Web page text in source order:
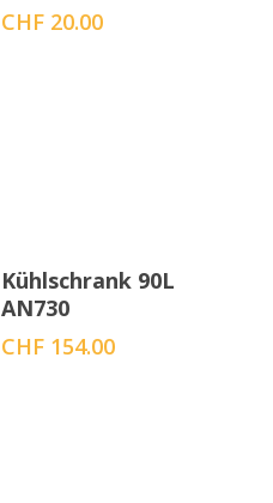
CHF 20.00
In den Warenkorb
Kühlschrank 90L
AN730
CHF 154.00